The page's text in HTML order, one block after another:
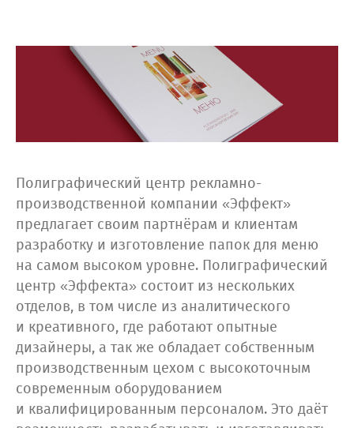
Полиграфический центр рекламно-
производственной компании «Эффект»
предлагает своим партнёрам и клиентам
разработку и изготовление папок для меню
на самом высоком уровне. Полиграфический
центр «Эффекта» состоит из нескольких
отделов, в том числе из аналитического
и креативного, где работают опытные
дизайнеры, а так же обладает собственным
производственным цехом с высокоточным
современным оборудованием
и квалифицированным персоналом. Это даёт